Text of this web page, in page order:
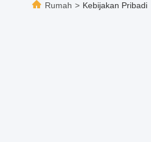
Rumah > Kebijakan Pribadi